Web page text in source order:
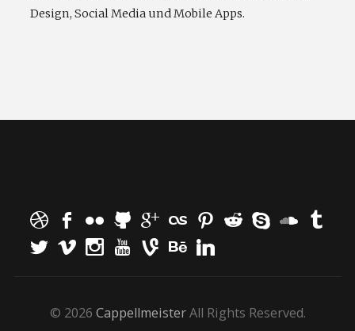
Design, Social Media und Mobile Apps.
© 2026 CappellmeisterAll Rights Reserved.